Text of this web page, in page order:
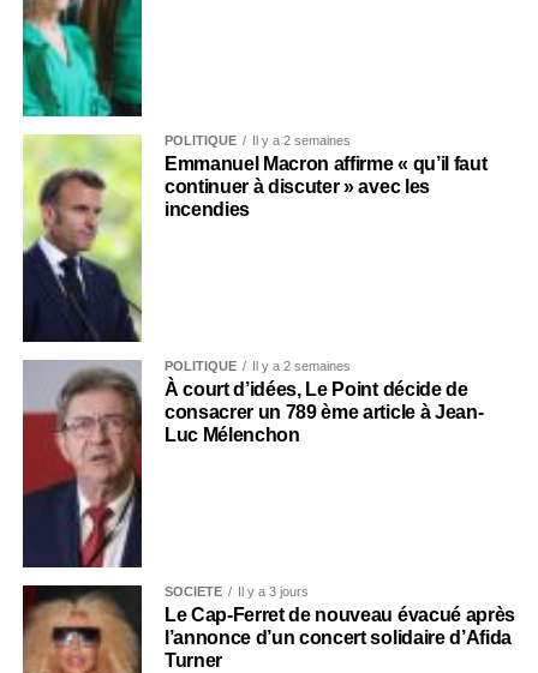
POLITIQUE Il y a 2 semaines
Emmanuel Macron affirme « qu’il faut
continuer à discuter » avec les
incendies
POLITIQUE Il y a 2 semaines
À court d’idées, Le Point décide de
consacrer un 789 ème article à Jean-
Luc Mélenchon
SOCIÉTÉ Il y a 3 jours
Le Cap-Ferret de nouveau évacué après
l’annonce d’un concert solidaire d’Afida
Turner